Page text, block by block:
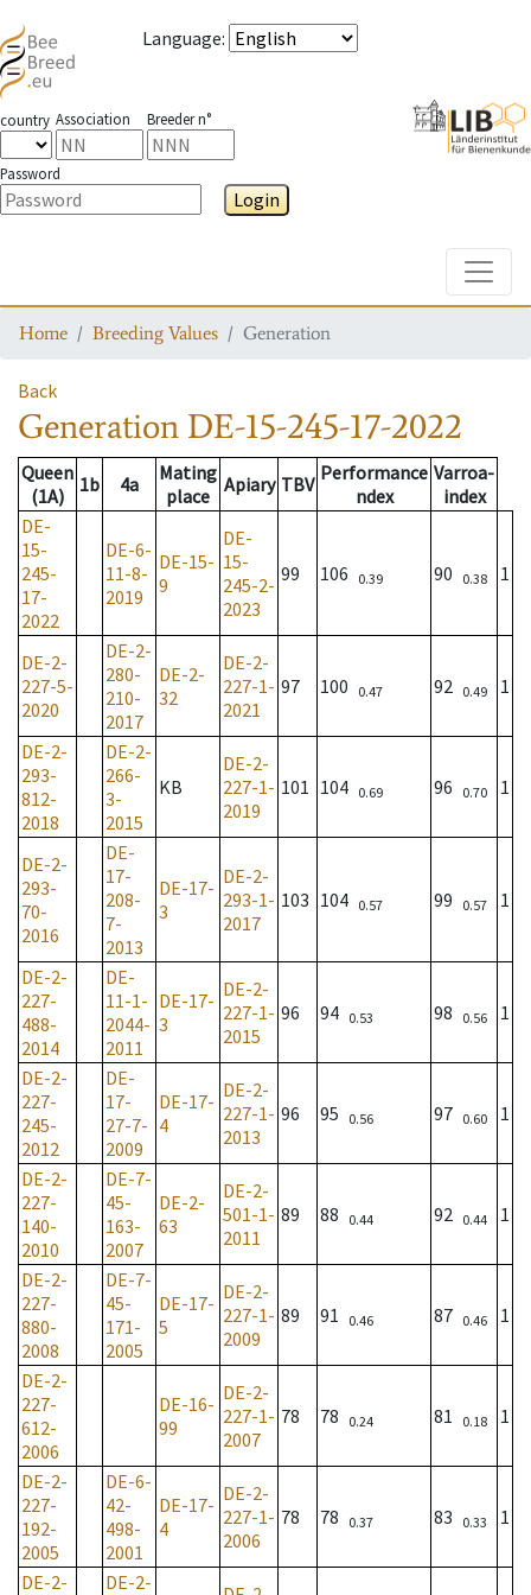
Language:
country Association Breeder n°
Password
Login
Home Breeding Values Generation
Back
Generation DE-15-245-17-2022
Queen
(1A)
1b 4a
Mating
place Apiary TBV Performance
ndex
Varroa-
index
DE-
15-
245-
17-
2022
DE-6-
11-8-
2019
DE-15-
9
DE-
15-
245-2-
2023
99 106 0.39 90 0.38 1
DE-2-
227-5-
2020
DE-2-
280-
210-
2017
DE-2-
32
DE-2-
227-1-
2021
97 100 0.47 92 0.49 1
DE-2-
293-
812-
2018
DE-2-
266-
3-
2015
KB
DE-2-
227-1-
2019
101 104 0.69 96 0.70 1
DE-2-
293-
70-
2016
DE-
17-
208-
7-
2013
DE-17-
3
DE-2-
293-1-
2017
103 104 0.57 99 0.57 1
DE-2-
227-
488-
2014
DE-
11-1-
2044-
2011
DE-17-
3
DE-2-
227-1-
2015
96 94 0.53 98 0.56 1
DE-2-
227-
245-
2012
DE-
17-
27-7-
2009
DE-17-
4
DE-2-
227-1-
2013
96 95 0.56 97 0.60 1
DE-2-
227-
140-
2010
DE-7-
45-
163-
2007
DE-2-
63
DE-2-
501-1-
2011
89 88 0.44 92 0.44 1
DE-2-
227-
880-
2008
DE-7-
45-
171-
2005
DE-17-
5
DE-2-
227-1-
2009
89 91 0.46 87 0.46 1
DE-2-
227-
612-
2006
DE-16-
99
DE-2-
227-1-
2007
78 78 0.24 81 0.18 1
DE-2-
227-
192-
2005
DE-6-
42-
498-
2001
DE-17-
4
DE-2-
227-1-
2006
78 78 0.37 83 0.33 1
DE-2-
DE-2-